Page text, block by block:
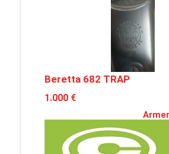
Beretta 682 TRAP
1.000 €